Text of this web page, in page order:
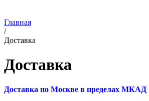
Главная
/
Доставка
Доставка
Доставка по Москве в пределах МКАД